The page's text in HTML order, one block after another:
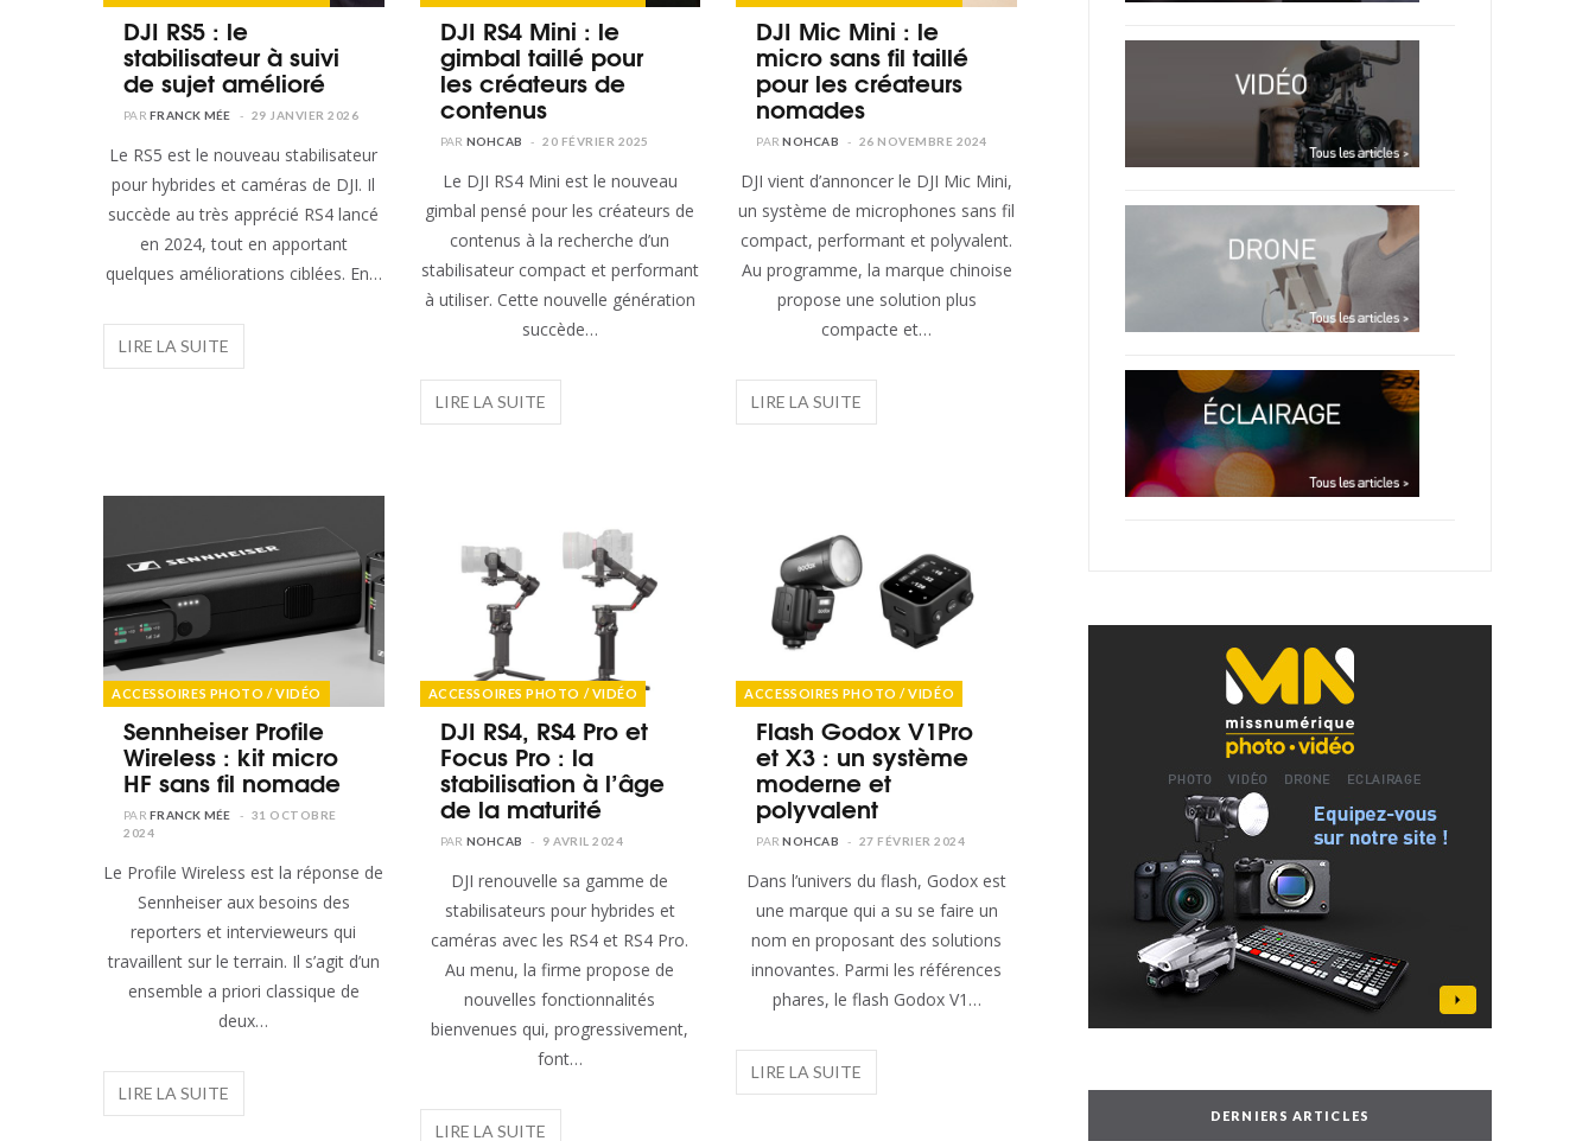
DJI RS5 : le
stabilisateur à suivi
de sujet amélioré
FRANCK MÉE 29 JANVIER 2026
Le RS5 est le nouveau stabilisateur
pour hybrides et caméras de DJI. Il
succède au très apprécié RS4 lancé
en 2024, tout en apportant
quelques améliorations ciblées. En…
DJI RS4 Mini : le
gimbal taillé pour
les créateurs de
contenus
NOHCAB 20 FÉVRIER 2025
Le DJI RS4 Mini est le nouveau
gimbal pensé pour les créateurs de
contenus à la recherche d’un
stabilisateur compact et performant
à utiliser. Cette nouvelle génération
succède…
DJI Mic Mini : le
micro sans fil taillé
pour les créateurs
nomades
NOHCAB 26 NOVEMBRE 2024
DJI vient d’annoncer le DJI Mic Mini,
un système de microphones sans fil
compact, performant et polyvalent.
Au programme, la marque chinoise
propose une solution plus
compacte et…
ACCESSOIRES PHOTO / VIDÉO
Sennheiser Profile
Wireless : kit micro
HF sans fil nomade
FRANCK MÉE
31 OCTOBRE
2024
Le Profile Wireless est la réponse de
Sennheiser aux besoins des
reporters et intervieweurs qui
travaillent sur le terrain. Il s’agit d’un
ensemble a priori classique de
deux…
ACCESSOIRES PHOTO / VIDÉO
DJI RS4, RS4 Pro et
Focus Pro : la
stabilisation à l’âge
de la maturité
NOHCAB 9 AVRIL 2024
DJI renouvelle sa gamme de
stabilisateurs pour hybrides et
caméras avec les RS4 et RS4 Pro.
Au menu, la firme propose de
nouvelles fonctionnalités
bienvenues qui, progressivement,
font…
ACCESSOIRES PHOTO / VIDÉO
Flash Godox V1Pro
et X3 : un système
moderne et
polyvalent
NOHCAB 27 FÉVRIER 2024
Dans l’univers du flash, Godox est
une marque qui a su se faire un
nom en proposant des solutions
innovantes. Parmi les références
phares, le flash Godox V1…
DERNIERS ARTICLES